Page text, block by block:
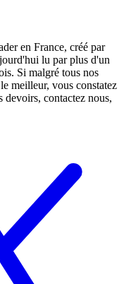
en France, créé par
lu par plus d'un
Si malgré tous nos
meilleur, vous constatez
devoirs, contactez nous,